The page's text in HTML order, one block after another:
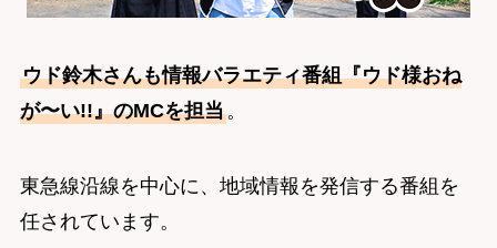
ウド鈴木さんも情報バラエティ番組『ウド様おね
が〜い!!』のMCを担当。
東急線沿線を中心に、地域情報を発信する番組を
任されています。